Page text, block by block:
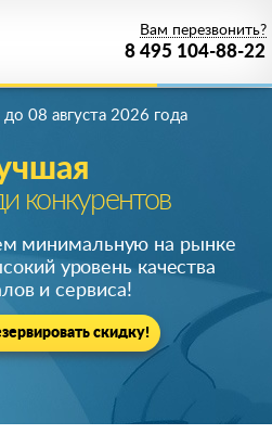
8 495 104-88-22
Вам перезвонить?
конкурентов
до 08 августа 2026 года
минимальную на рынке
уровень качества
и сервиса!
скидку!